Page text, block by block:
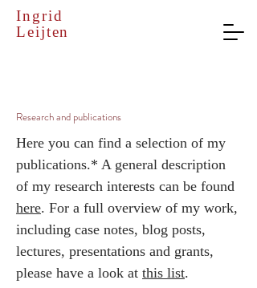
Ingrid
Leijten
Research and publications
Here you can find a selection of my
publications.* A general description
of my research interests can be found
here. For a full overview of my work,
including case notes, blog posts,
lectures, presentations and grants,
please have a look at this list.